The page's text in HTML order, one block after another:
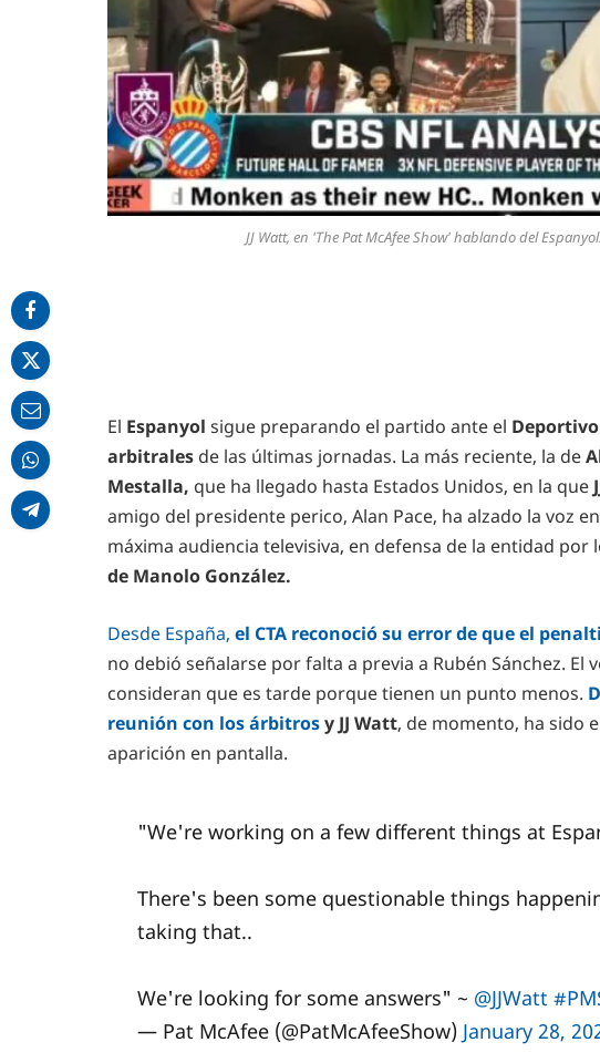
JJ Watt, en 'The Pat McAfee Show' hablando del
El Espanyol sigue preparando el partido ante el
arbitrales de las últimas jornadas. La más reciente, la de
Mestalla, que ha llegado hasta Estados Unidos, en la que
amigo del presidente perico, Alan Pace, ha alzado la voz
máxima audiencia televisiva, en defensa de la entidad por
de Manolo González.
Desde España, el CTA reconoció su error de que el
no debió señalarse por falta a previa a Rubén Sánchez.
consideran que es tarde porque tienen un punto menos.
reunión con los árbitrosy JJ Watt, de momento, ha sido
aparición en pantalla.
"We're working on a few different things at
There's been some questionable things
taking that..
We're looking for some answers" ~ @JJWatt
— Pat McAfee (@PatMcAfeeShow) January 28,